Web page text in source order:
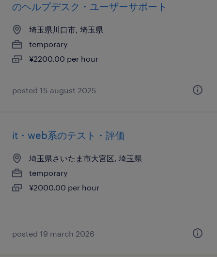
のヘルプデスク・ユーザーサポート
埼玉県川口市, 埼玉県
temporary
¥2200.00 per hour
posted 15 august 2025
it・web系のテスト・評価
埼玉県さいたま市大宮区, 埼玉県
temporary
¥2000.00 per hour
posted 19 march 2026